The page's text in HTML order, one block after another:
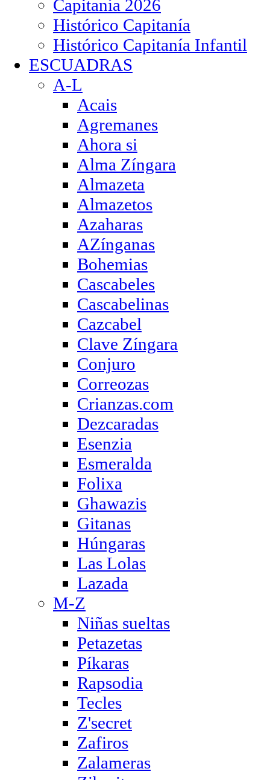
Capitanía 2026
Histórico Capitanía
Histórico Capitanía Infantil
ESCUADRAS
A-L
Acais
Agremanes
Ahora si
Alma Zíngara
Almazeta
Almazetos
Azaharas
AZínganas
Bohemias
Cascabeles
Cascabelinas
Cazcabel
Clave Zíngara
Conjuro
Correozas
Crianzas.com
Dezcaradas
Esenzia
Esmeralda
Folixa
Ghawazis
Gitanas
Húngaras
Las Lolas
Lazada
M-Z
Niñas sueltas
Petazetas
Píkaras
Rapsodia
Tecles
Z'secret
Zafiros
Zalameras